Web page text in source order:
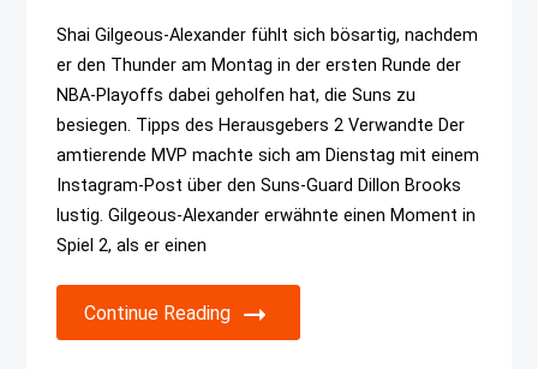
Shai Gilgeous-Alexander fühlt sich bösartig, nachdem
er den Thunder am Montag in der ersten Runde der
NBA-Playoffs dabei geholfen hat, die Suns zu
besiegen. Tipps des Herausgebers 2 Verwandte Der
amtierende MVP machte sich am Dienstag mit einem
Instagram-Post über den Suns-Guard Dillon Brooks
lustig. Gilgeous-Alexander erwähnte einen Moment in
Spiel 2, als er einen
Continue Reading